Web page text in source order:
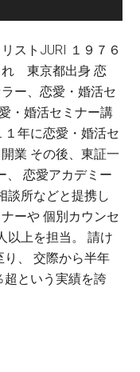
ストJURI １９７６
れ 東京都出身 恋
ー、恋愛・婚活セ
・婚活セミナー講
１年に恋愛・婚活セ
業 その後、東証一
、 恋愛アカデミー
談所などと提携し
ーや 個別カウンセ
以上を担当。 請け
、 交際から半年
という実績を誇